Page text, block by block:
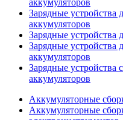
аккумуляторов
Зарядные
аккумуляторов
Зарядные устройства
Зарядные устройства
аккумуляторов
Зарядные устройства
аккумуляторов
Аккумуляторные
Аккумуляторные